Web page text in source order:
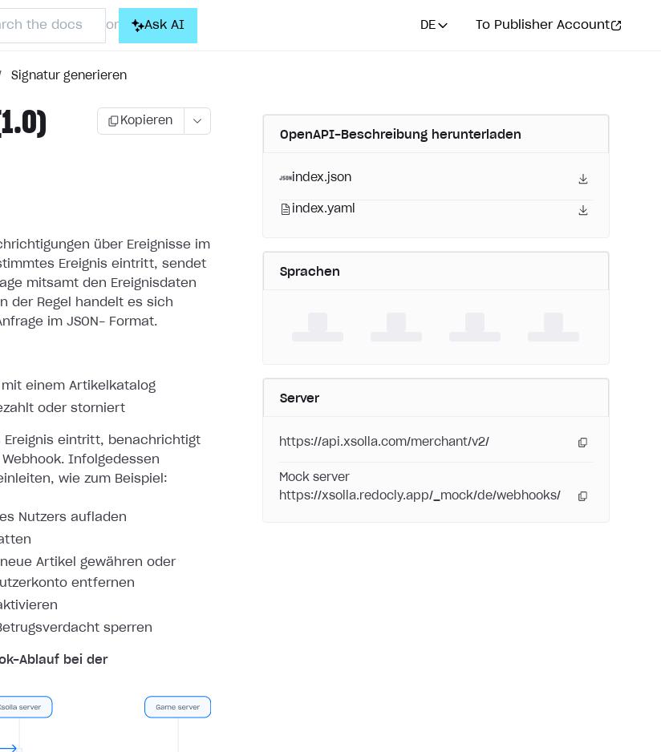
the docs or Ask AI DE To Publisher Account
Signatur generieren
Kopieren
über Ereignisse im
Ereignis eintritt, sendet
mitsamt den Ereignisdaten
der Regel handelt es sich
im JSON- Format.
einem Artikelkatalog
oder storniert
Ereignis eintritt, benachrichtigt
Webhook. Infolgedessen
wie zum Beispiel:
Nutzers aufladen
Artikel gewähren oder
entfernen
sperren
Ablauf bei der
OpenAPI-Beschreibung herunterladen
index.json
index.yaml
Sprachen
Server
https://api.xsolla.com/merchant/v2/
Mock server
https://xsolla.redocly.app/_mock/de/webhooks/